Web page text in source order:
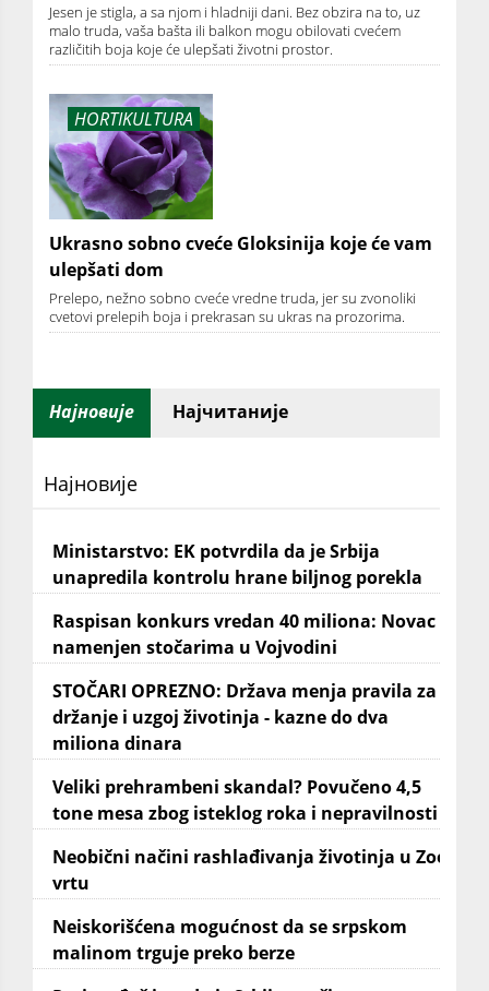
Jesen je stigla, a sa njom i hladniji dani. Bez obzira na to, uz
malo truda, vaša bašta ili balkon mogu obilovati cvećem
različitih boja koje će ulepšati životni prostor.
HORTIKULTURA
Ukrasno sobno cveće Gloksinija koje će vam
ulepšati dom
Prelepo, nežno sobno cveće vredne truda, jer su zvonoliki
cvetovi prelepih boja i prekrasan su ukras na prozorima.
Најновије Најчитаније
Најновије
Ministarstvo: EK potvrdila da je Srbija
unapredila kontrolu hrane biljnog porekla
Raspisan konkurs vredan 40 miliona: Novac
namenjen stočarima u Vojvodini
STOČARI OPREZNO: Država menja pravila za
držanje i uzgoj životinja - kazne do dva
miliona dinara
Veliki prehrambeni skandal? Povučeno 4,5
tone mesa zbog isteklog roka i nepravilnosti
Neobični načini rashlađivanja životinja u Zoo
vrtu
Neiskorišćena mogućnost da se srpskom
malinom trguje preko berze